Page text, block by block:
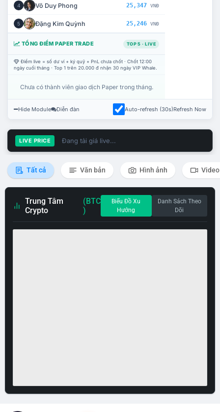
4 Võ Duy Phong 25,347 VNĐ
5 Đặng Kim Quỳnh 25,246 VNĐ
TỔNG ĐIỂM PAPER TRADE TOP 5 · LIVE
Điểm live = số dư ví + ký quỹ + PnL chưa chốt · Chốt 12:00
ngày cuối tháng · Top 1 trên 20.000 đ nhận 30 ngày VIP Whale.
Chưa có thành viên giao dịch Paper trong tháng.
Hide Module Diễn đàn Auto-refresh (30s)Refresh Now
LIVE PRICE Đang tải giá live...
Tất cả Văn bản Hình ảnh Video
Trung Tâm
Crypto
(BTC
)
Biểu Đồ Xu
Hướng
Danh Sách Theo
Dõi